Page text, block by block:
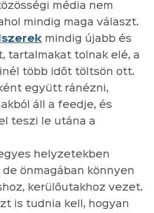
média nem
mindig maga választ.
mindig újabb és
tartalmakat tolnak elé, a
több időt töltsön ott.
együtt ránézni,
áll a feedje, és
teszi le utána a
helyzetekben
önmagában könnyen
kerülőutakhoz vezet.
is tudnia kell, hogyan